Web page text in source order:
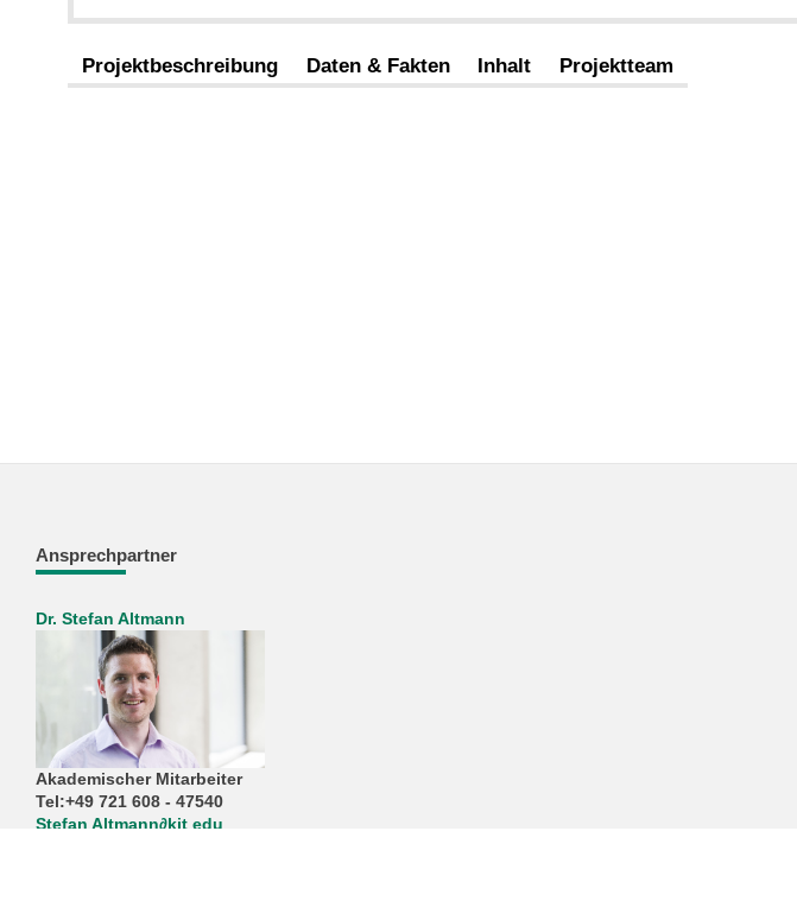
Projektbeschreibung Daten & Fakten Inhalt Projektteam
Ansprechpartner
Dr. Stefan Altmann
Akademischer Mitarbeiter
Tel:+49 721 608 - 47540
Stefan Altmann∂kit edu